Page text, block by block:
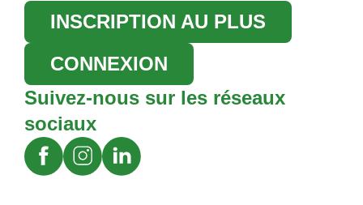
INSCRIPTION AU PLUS
CONNEXION
Suivez-nous sur les réseaux
sociaux